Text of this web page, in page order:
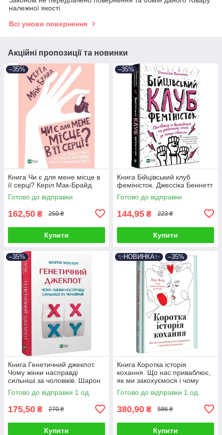
належної якості
Всі умови повернення
Акційні пропозиції та новинки
–35%
Книга Чи є для мене місце в
її серці? Керіл Мак-Брайд
Готово до відправки
162,50 ₴ 250 ₴
Купити
–35%
Книга Бійцівський клуб
феміністок. Джессіка Беннетт
Готово до відправки
144,95 ₴ 223 ₴
Купити
–35%
Книга Генетичний джекпот.
Чому жінки насправді
сильніші за чоловіків. Шарон
Моалем
Готово до відправки 1 од.
175,50 ₴ 270 ₴
Купити
✨НОВИНКА✨ –35%
Книга Коротка історія
кохання. Що нас приваблює,
як ми закохуємося і чому
біологія все псує. Ліат Якір
Готово до відправки 1 од.
380,90 ₴ 586 ₴
Купити